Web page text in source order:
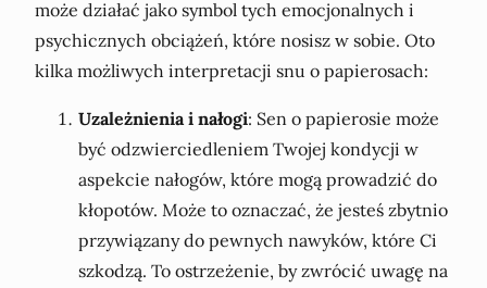
może działać jako symbol tych emocjonalnych i
psychicznych obciążeń, które nosisz w sobie. Oto
kilka możliwych interpretacji snu o papierosach:
Uzależnienia i nałogi: Sen o papierosie może
być odzwierciedleniem Twojej kondycji w
aspekcie nałogów, które mogą prowadzić do
kłopotów. Może to oznaczać, że jesteś zbytnio
przywiązany do pewnych nawyków, które Ci
szkodzą. To ostrzeżenie, by zwrócić uwagę na